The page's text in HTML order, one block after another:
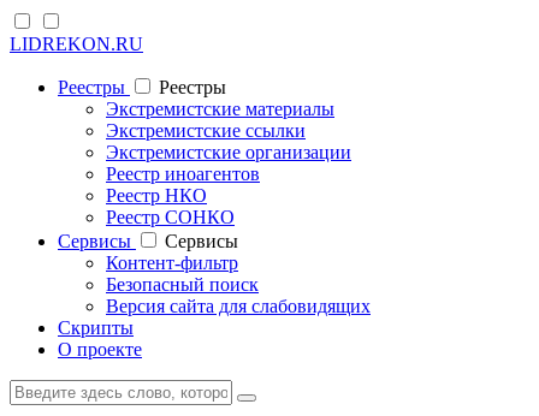
LIDREKON.RU
Реестры
Реестры
Экстремистские материалы
Экстремистские ссылки
Экстремистские организации
Реестр иноагентов
Реестр НКО
Реестр СОНКО
Cервисы
Cервисы
Контент-фильтр
Безопасный поиск
Версия сайта для слабовидящих
Скрипты
О проекте